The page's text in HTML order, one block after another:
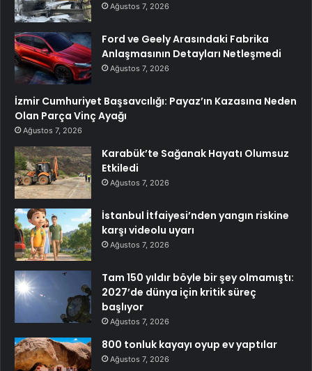
Ağustos 7, 2026
Ford ve Geely Arasındaki Fabrika
Anlaşmasının Detayları Netleşmedi
Ağustos 7, 2026
İzmir Cumhuriyet Başsavcılığı: Payaz’ın Kazasına Neden
Olan Parça Vinç Ayağı
Ağustos 7, 2026
Karabük’te Sağanak Hayatı Olumsuz
Etkiledi
Ağustos 7, 2026
İstanbul İtfaiyesi’nden yangın riskine
karşı videolu uyarı
Ağustos 7, 2026
Tam 150 yıldır böyle bir şey olmamıştı:
2027’de dünya için kritik süreç
başlıyor
Ağustos 7, 2026
800 tonluk kayayı oyup ev yaptılar
Ağustos 7, 2026